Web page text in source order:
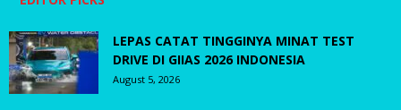
LEPAS CATAT TINGGINYA MINAT TEST
DRIVE DI GIIAS 2026 INDONESIA
August 5, 2026